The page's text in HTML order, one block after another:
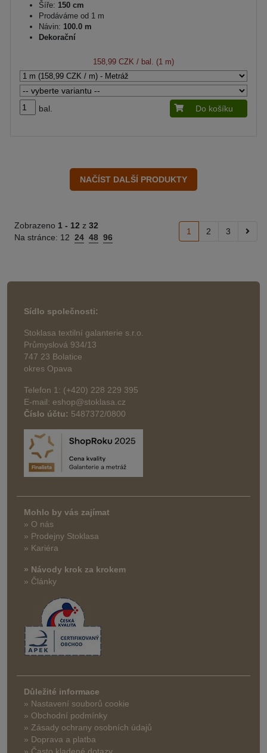
Šíře: 150 cm
Prodáváme od 1 m
Návin: 100.0 m
Dekorační
158,99 CZK / bal. (1 m)
bal. Do košíku
Zobrazeno 1 - 12 z 32
Na stránce: 12 24 48 96
1 2 3
Sídlo společnosti:
Stoklasa textilní galanterie s.r.o.
Průmyslová 934/13
747 23 Bolatice
okres Opava
Telefon 1: (+420) 228 229 395
E-mail: eshop@stoklasa.cz
Číslo účtu: 5487372/0800
Mohlo by vás zajímat
» O nás
» Prodejny Stoklasa
» Kariéra
» Návody krok za krokem
» Články
Důležité informace
» Nastavení souborů cookie
» Obchodní podmínky
» Zásady ochrany osobních údajů
» Doprava a platba